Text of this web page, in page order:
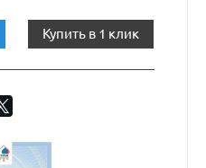
Купить в 1 клик